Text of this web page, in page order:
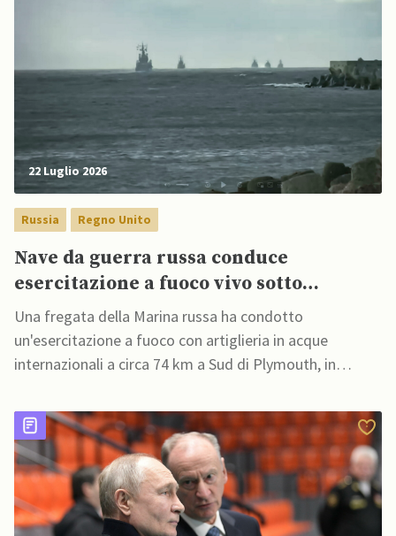
22 Luglio 2026
Russia Regno Unito
Nave da guerra russa conduce
esercitazione a fuoco vivo sotto
supervisione della Royal Navy
Una fregata della Marina russa ha condotto
un'esercitazione a fuoco con artiglieria in acque
internazionali a circa 74 km a Sud di Plymouth, in